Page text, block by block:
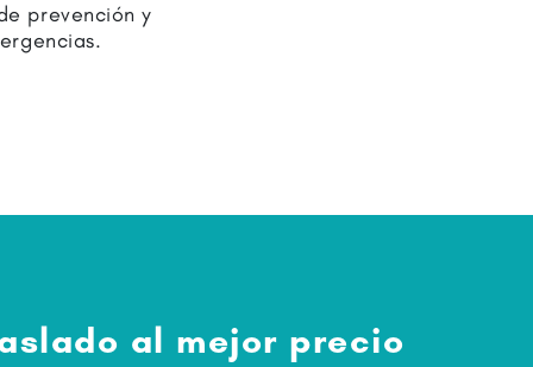
prevención y
al mejor precio